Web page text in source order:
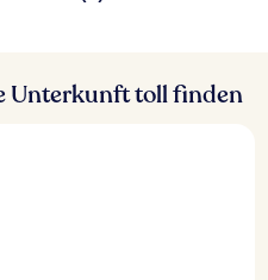
Unterkunft toll finden